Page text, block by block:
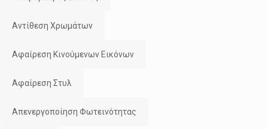
Αντίθεση Χρωμάτων
Αφαίρεση Κινούμενων Εικόνων
Αφαίρεση Στυλ
Απενεργοποίηση Φωτεινότητας